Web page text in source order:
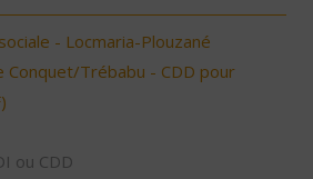
- Locmaria-Plouzané
Conquet/Trébabu - CDD pour
ou CDD